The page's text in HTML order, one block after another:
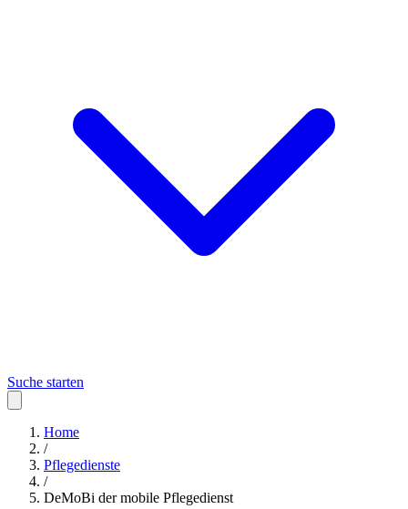
Suche starten
Home
/
Pflegedienste
/
DeMoBi der mobile Pflegedienst